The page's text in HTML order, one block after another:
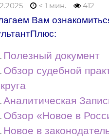
< 1 мин. 412
Вам
Полезный документ
Обзор судебной
Аналитическая
Обзор «Новое в
Новое в